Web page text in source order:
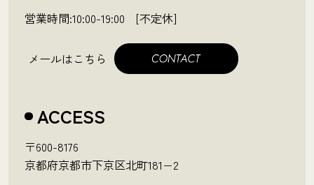
営業時間:10:00-19:00 [不定休]
メールはこちら
ACCESS
〒600-8176
京都府京都市下京区北町181−2